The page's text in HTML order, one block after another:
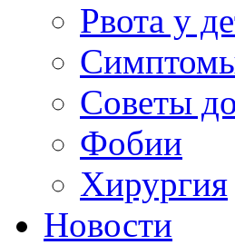
Рвота у
Советы
Фобии
Хирургия
Новости